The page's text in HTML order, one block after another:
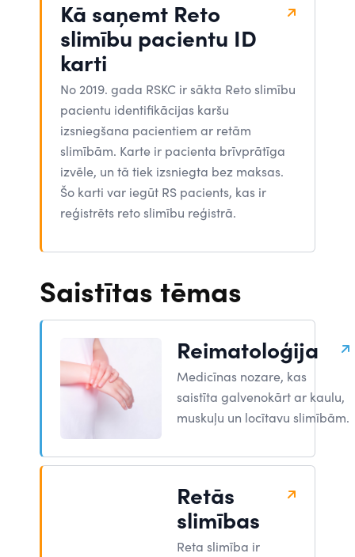
Kā saņemt Reto
slimību pacientu ID
karti
No 2019. gada RSKC ir sākta Reto slimību
pacientu identifikācijas karšu
izsniegšana pacientiem ar retām
slimībām. Karte ir pacienta brīvprātīga
izvēle, un tā tiek izsniegta bez maksas.
Šo karti var iegūt RS pacients, kas ir
reģistrēts reto slimību reģistrā.
Saistītas tēmas
Reimatoloģija
Medicīnas nozare, kas
saistīta galvenokārt ar kaulu,
muskuļu un locītavu slimībām.
Retās
slimības
Reta slimība ir